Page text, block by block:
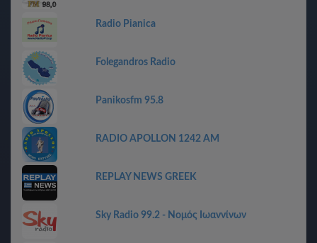
Radio Pianica
Folegandros Radio
Panikosfm 95.8
RADIO APOLLON 1242 AM
REPLAY NEWS GREEK
Sky Radio 99.2 - Νομός Ιωαννίνων